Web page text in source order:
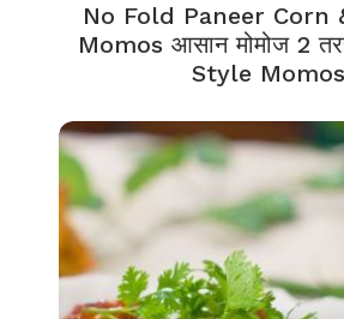
No Fold Paneer Corn
Momos आसान मोमोज 2
Style Momos